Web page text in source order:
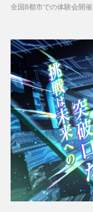
援募集を開始
全国8都市での体験会開